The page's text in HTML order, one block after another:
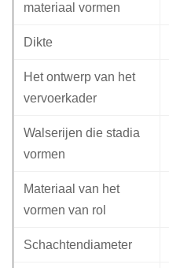
materiaal vormen
Dikte
Het ontwerp van het
vervoerkader
Walserijen die stadia
vormen
Materiaal van het
vormen van rol
Schachtendiameter